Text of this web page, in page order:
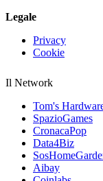
Legale
Privacy
Cookie
Il Network
Tom's
SpazioGames
CronacaPop
Data4Biz
Aibay